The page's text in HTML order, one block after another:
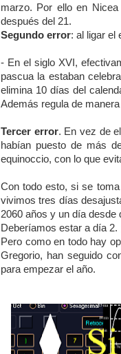
marzo. Por ello en
después del 21.
Segundo error: al ligar el
- En el siglo XVI,
pascua la estaban
elimina 10 días del
Además regula de
Tercer error. En vez de
habían puesto de más
equinoccio, con lo que
Con todo esto, si se
vivimos tres días
2060 años y un día desde
Deberíamos estar a día 2.
Pero como en todo hay
Gregorio, han seguido
para empezar el año.